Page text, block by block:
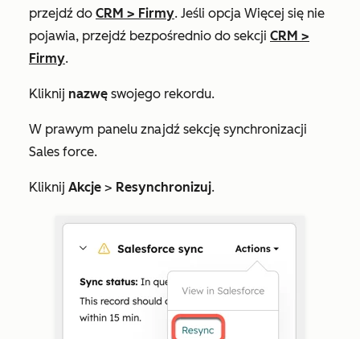
przejdź do CRM > Firmy. Jeśli opcja Więcej się nie
pojawia, przejdź bezpośrednio do sekcji CRM >
Firmy.
Kliknij nazwę swojego rekordu.
W prawym panelu znajdź sekcję synchronizacji
Sales force.
Kliknij Akcje > Resynchronizuj.